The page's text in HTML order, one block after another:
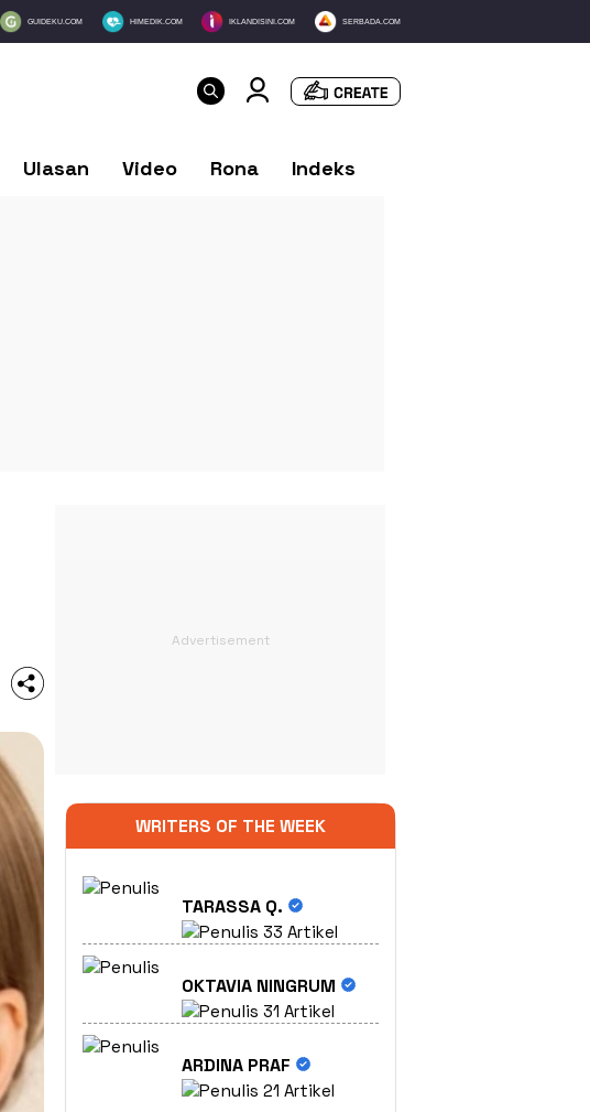
GUIDEKU.COM HIMEDIK.COM IKLANDISINI.COM SERBADA.COM
Ulasan Video Rona Indeks
WRITERS OF THE WEEK
TARASSA Q.
33 Artikel
OKTAVIA NINGRUM
31 Artikel
ARDINA PRAF
21 Artikel